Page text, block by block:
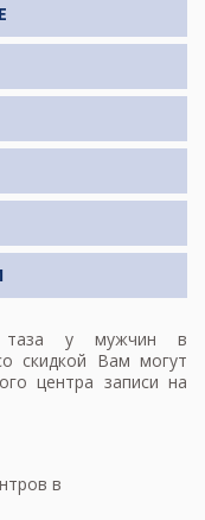
у мужчин в
скидкой Вам могут
центра записи на
в